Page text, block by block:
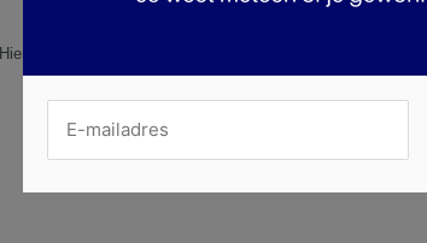
Hier is pagina 9 van 10 pagina's van de Action folder, geldig